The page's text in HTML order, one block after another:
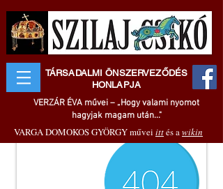
TÁRSADALMI ÖNSZERVEZŐDÉS
HONLAPJA
VERZÁR ÉVA művei – „Hogy valami nyomot
hagyjak magam után..."
VARGA DOMOKOS GYÖRGY művei ittés awikin